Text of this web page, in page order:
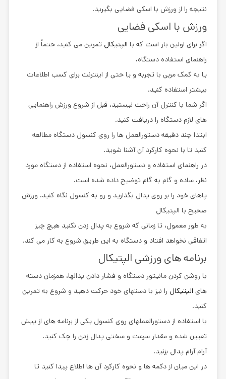
نتیجه را از ورزش با اسکی فضایی بگیرید.
ورزش با اسکی فضایی
اگر برای اولین بار است که با الپتیکال تمرین می کنید، حتماً از
راهنمای استفاده دستگاه،
یا به کمک مربی با تجربه و یا حتی از اینترنت برای کسب اطلاعات
بیشتر استفاده کنید.
اگر شما با کنترل آن راحت نیستید، قبل از شروع ورزش راهنمایی
های لازم دستگاه را دریافت کنید.
ابتدا چند دقیقه دستورالعمل ها را روی کنسول دستگاه مطالعه
کنید تا با نحوه کارکرد آن آشنا شوید.
در راهنمای استفاده و دستورالعمل، نحوه استفاده از دستگاه مورد
نظر، ساده و گام به گام توضیح داده شده است.
پاهای خود را بر روی پدال بگذارید و رو به کنسول نگاه کنید. ورزش
صحیح با الپتیکال
به طور معمول، تا زمانی که شروع به پدال زدن نکنید هیچ چیز
اتفاقی نخواهد افتاد و دستگاه به این طریق شروع به کار می کند.
برنامه های ورزشی الپتیکال
با روشن کردن مانیتور دستگاه و فشار دادن پدالها، همزمان دسته
های الپتیکال را نیز با دستهای خود حرکت دهید و شروع به تمرین
کنید.
با استفاده از دستورالعملهای روی کنسول یکی از برنامه های از پیش
تعیین شده و مقدار سرعت و سختی پدال زدن را چک کنید.
آرام آرام پدال بزنید.
در این میان از دکمه ها و نحوه کارکرد آن ها اطلاع پیدا کنید تا